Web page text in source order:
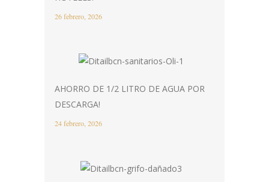
26 febrero, 2026
AHORRO DE 1/2 LITRO DE AGUA POR
DESCARGA!
24 febrero, 2026